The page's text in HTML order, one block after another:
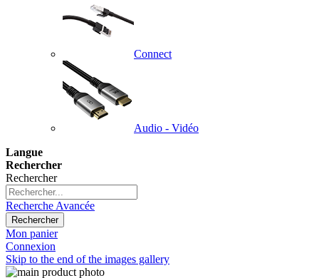
Connect
Audio - Vidéo
Langue
Rechercher
Rechercher
Recherche Avancée
Rechercher
Mon panier
Connexion
Skip to the end of the images gallery